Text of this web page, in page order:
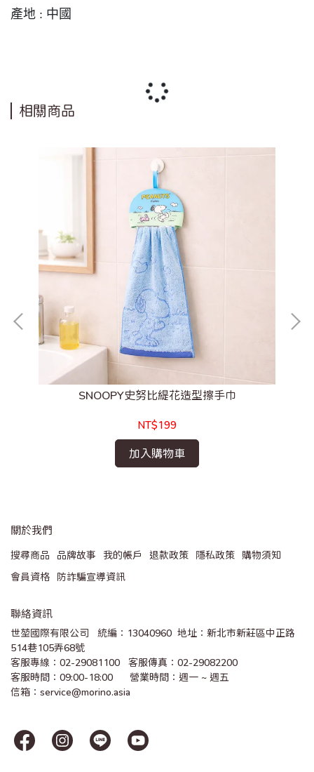
產地 : 中國
相關商品
SNOOPY史努比緹花造型擦手巾
NT$199
加入購物車
關於我們
搜尋商品 品牌故事 我的帳戶 退款政策 隱私政策
購物須知
會員資格
防詐騙宣導資訊
聯絡資訊
世堃國際有限公司   統編：13040960  地址：新北市新莊區中正路
514巷105弄68號
客服專線：02-29081100   客服傳真：02-29082200
客服時間：09:00-18:00      營業時間：週一 ~ 週五
信箱：service@morino.asia